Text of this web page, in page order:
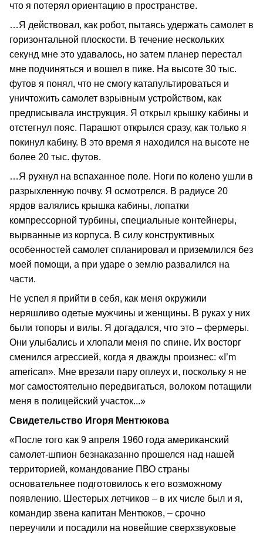
что я потерял ориентацию в пространстве.
…Я действовал, как робот, пытаясь удержать самолет в
горизонтальной плоскости. В течение нескольких
секунд мне это удавалось, но затем планер перестал
мне подчиняться и вошел в пике. На высоте 30 тыс.
футов я понял, что не смогу катапультироваться и
уничтожить самолет взрывным устройством, как
предписывала инструкция. Я открыл крышку кабины и
отстегнул пояс. Парашют открылся сразу, как только я
покинул кабину. В это время я находился на высоте не
более 20 тыс. футов.
…Я рухнул на вспаханное поле. Ноги по колено ушли в
разрыхленную почву. Я осмотрелся. В радиусе 20
ярдов валялись крышка кабины, лопатки
компрессорной турбины, специальные контейнеры,
вырванные из корпуса. В силу конструктивных
особенностей самолет спланировал и приземлился без
моей помощи, а при ударе о землю развалился на
части.
Не успел я прийти в себя, как меня окружили
неряшливо одетые мужчины и женщины. В руках у них
были топоры и вилы. Я догадался, что это – фермеры.
Они улыбались и хлопали меня по спине. Их восторг
сменился агрессией, когда я дважды произнес: «I’m
american». Мне врезали пару оплеух и, поскольку я не
мог самостоятельно передвигаться, волоком потащили
меня в полицейский участок...»
Свидетельство Игоря Ментюкова
«После того как 9 апреля 1960 года американский
самолет-шпион безнаказанно прошелся над нашей
территорией, командование ПВО страны
основательнее подготовилось к его возможному
появлению. Шестерых летчиков – в их числе был и я,
командир звена капитан Ментюков, – срочно
переучили и посадили на новейшие сверхзвуковые